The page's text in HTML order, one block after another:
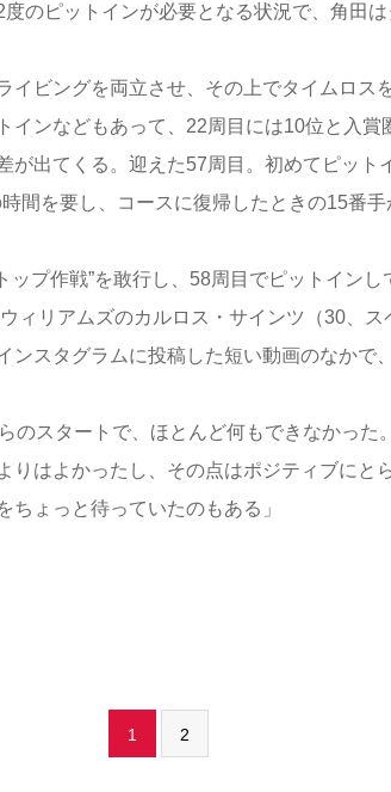
のピットインが必要となる状況で、角田
ビングを両立させ、その上でタイムロス
インなどもあって、22周目には10位と入賞
出てくる。迎えた57周目。初めてピット
間を要し、コースに復帰したときの15番
プ作戦”を敢行し、58周目でピットイン
ィリアムズのカルロス・サインツ（30、ス
スタグラムに投稿した短い動画のなかで
のスタートで、ほとんど何もできなかった
りはよかったし、その点はポジティブにと
ょっと待っていたのもある」
1 2